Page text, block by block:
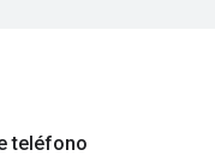
teléfono